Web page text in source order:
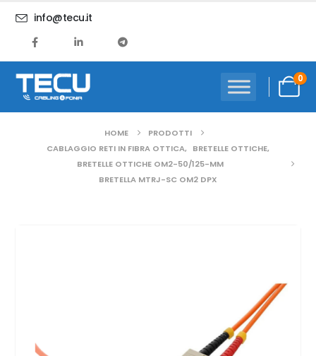
info@tecu.it
0
HOME
PRODOTTI
CABLAGGIO RETI IN FIBRA OTTICA, BRETELLE OTTICHE,
BRETELLE OTTICHE OM2-50/125-MM
BRETELLA MTRJ-SC OM2 DPX